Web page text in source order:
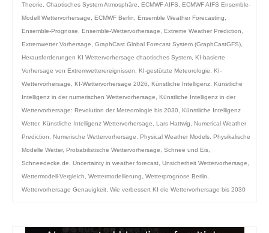
Theorie
Chaotisches System Atmosphäre ECMWF AIFS
ECMWF AIFS Ensemble-
Modell Wettervorhersage
ECMWF Berlin Ensemble Weather Forecasting
Ensemble-Prognose
Ensemble-Wettervorhersage Extreme Weather Prediction
Extremwetter Vorhersage
GraphCast Global Forecast System (GraphCastGFS)
Herausforderungen KI Wettervorhersage chaotisches System KI-basierte
Vorhersage von Extremwetterereignissen
KI-gestützte Meteorologie
KI-
Wettervorhersage
KI-Wettervorhersage 2026 Künstliche Intelligenz Künstliche
Intelligenz in der numerischen Wettervorhersage
Künstliche Intelligenz in der
Wettervorhersage: Revolution der Meteorologie bis 2030
Künstliche Intelligenz
Wetter, Künstliche Intelligenz Wettervorhersage Lars Hattwig
Numerical Weather
Prediction
Numerische Wettervorhersage Physical Weather Models Physikalische
Modelle Wetter, Probabilistische Wettervorhersage Schnee und Eis
Schneedecke.de
Uncertainty in weather forecast Unsicherheit Wettervorhersage
Wettermodell-Vergleich
Wettermodellierung Wetterprognose Berlin
Wettervorhersage Genauigkeit Wie verbessert KI die Wettervorhersage bis 2030